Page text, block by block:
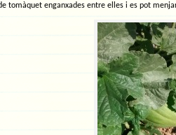
tomàquet enganxades entre elles i es pot